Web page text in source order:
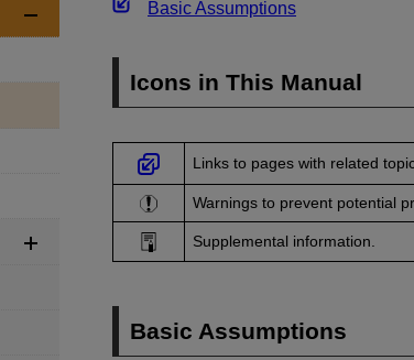
Basic Assumptions
Icons in This Manual
Links to pages with related
Warnings to prevent potential
Supplemental information.
Basic Assumptions